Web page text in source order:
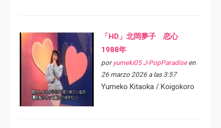
「HD」北岡夢子 恋心
1988年
por yumeki05 J-PopParadiseen
26 marzo 2026 a las 3:57
Yumeko Kitaoka / Koigokoro